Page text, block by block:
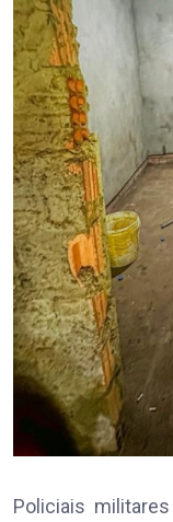
Policiais